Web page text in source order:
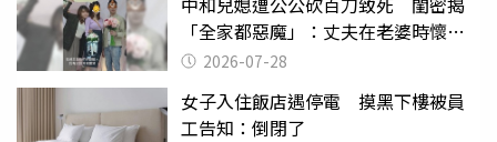
「全家都惡魔」：丈夫在老婆時懷孕
摔東西
2026-07-28
女子入住飯店遇停電 摸黑下樓被員
工告知：倒閉了